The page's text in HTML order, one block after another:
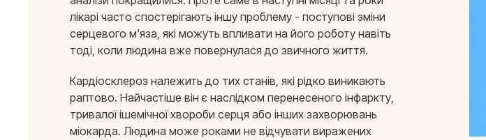
лікарі часто спостерігають іншу проблему - поступові зміни
серцевого м'яза, які можуть впливати на його роботу навіть
тоді, коли людина вже повернулася до звичного життя.
Кардіосклероз належить до тих станів, які рідко виникають
раптово. Найчастіше він є наслідком перенесеного інфаркту,
тривалої ішемічної хвороби серця або інших захворювань
міокарда. Людина може роками не відчувати виражених